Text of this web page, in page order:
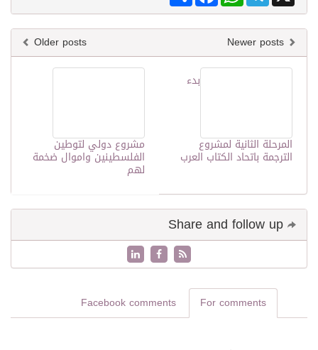
Older posts
مشروع دولي لتوطين
الفلسطينين واموال ضخمة
لهم
بدء
المرحلة الثانية لمشروع
الترجمة باتحاد الكتاب العرب
For comments
Facebook comments